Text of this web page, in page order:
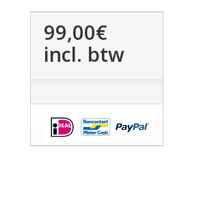
99,00€
incl. btw